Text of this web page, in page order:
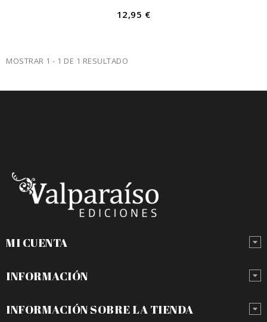
12,95 €
MOSTRAR 1 - 1 DE 1 RESULTADO
MI CUENTA
INFORMACIÓN
INFORMACIÓN SOBRE LA TIENDA